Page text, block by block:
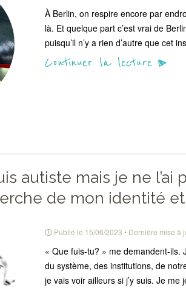
À Berlin, on respire encore par
là. Et quelque part c’est vrai de
puisqu’il n’y a rien d’autre que cet
Continuer la lecture
autiste mais je ne l’ai
de mon identité
Publié le 15/06/2023 • Dernière mise à
« Que fuis-tu? » me demandent-ils.
du système, des institutions, de
je vais voir ailleurs si j’y suis. Je